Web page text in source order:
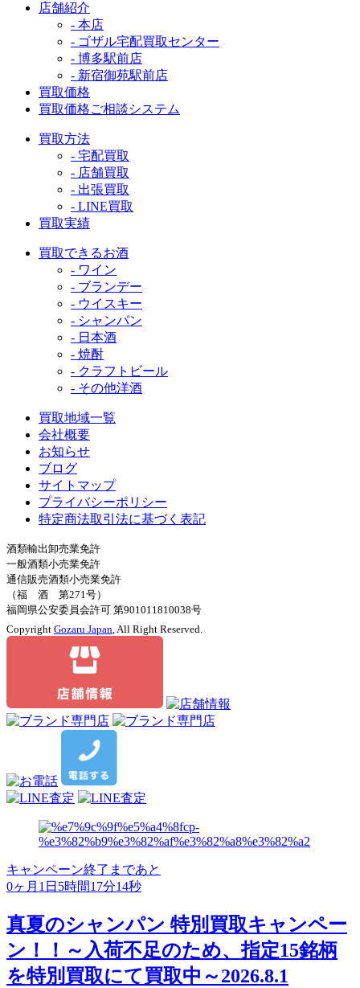
店舗紹介
- 本店
- ゴザル宅配買取センター
- 博多駅前店
- 新宿御苑駅前店
買取価格
買取価格ご相談システム
買取方法
- 宅配買取
- 店舗買取
- 出張買取
- LINE買取
買取実績
買取できるお酒
- ワイン
- ブランデー
- ウイスキー
- シャンパン
- 日本酒
- 焼酎
- クラフトビール
- その他洋酒
買取地域一覧
会社概要
お知らせ
ブログ
サイトマップ
プライバシーポリシー
特定商法取引法に基づく表記
酒類輸出卸売業免許
一般酒類小売業免許
通信販売酒類小売業免許
（福 酒 第271号）
福岡県公安委員会許可 第901011810038号
Copyright Gozaru Japan , All Right Reserved.
キャンペーン終了まであと
0ヶ月1日5時間17分14秒
真夏のシャンパン 特別買取キャンペー
ン！！～入荷不足のため、指定15銘柄
を特別買取にて買取中～2026.8.1